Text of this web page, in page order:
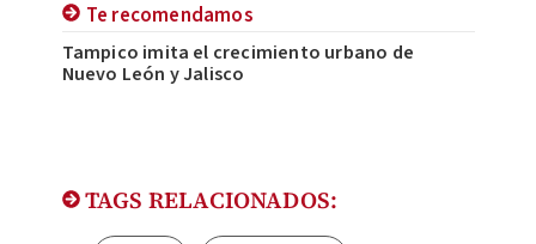
Te recomendamos
Tampico imita el crecimiento urbano de
Nuevo León y Jalisco
TAGS RELACIONADOS: